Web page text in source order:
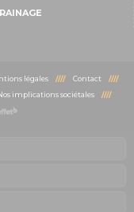
légales //// Contact ////
implications sociétales////